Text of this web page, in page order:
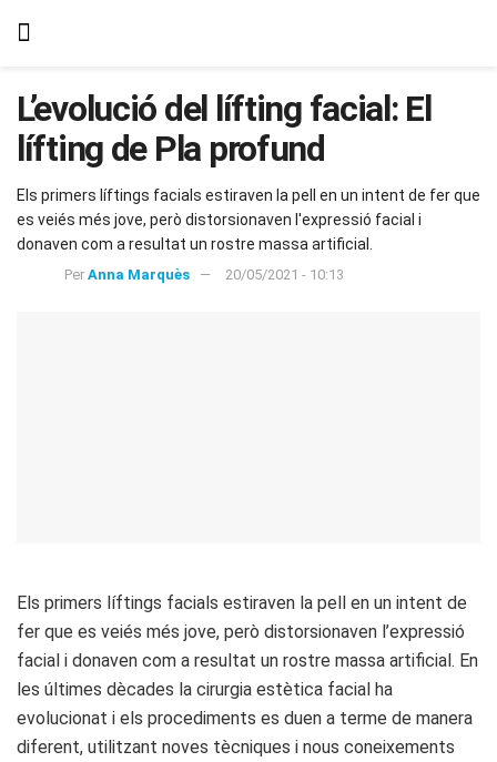
L’evolució del lífting facial: El
lífting de Pla profund
Els primers líftings facials estiraven la pell en un intent de fer que
es veiés més jove, però distorsionaven l'expressió facial i
donaven com a resultat un rostre massa artificial.
Per Anna Marquès 20/05/2021 - 10:13
Els primers líftings facials estiraven la pell en un intent de
fer que es veiés més jove, però distorsionaven l’expressió
facial i donaven com a resultat un rostre massa artificial. En
les últimes dècades la cirurgia estètica facial ha
evolucionat i els procediments es duen a terme de manera
diferent, utilitzant noves tècniques i nous coneixements